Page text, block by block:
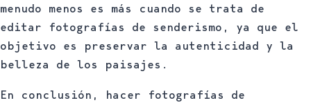
menudo menos es más cuando se trata de
editar fotografías de senderismo, ya que el
objetivo es preservar la autenticidad y la
belleza de los paisajes.
En conclusión, hacer fotografías de